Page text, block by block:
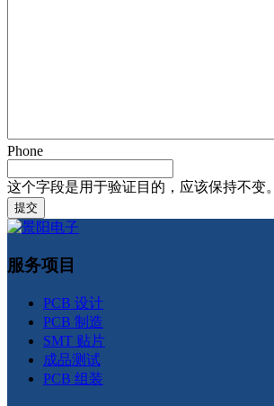
Phone
这个字段是用于验证目的，应该保持不变。
服务项目
PCB 设计
PCB 制造
SMT 贴片
成品测试
PCB 组装